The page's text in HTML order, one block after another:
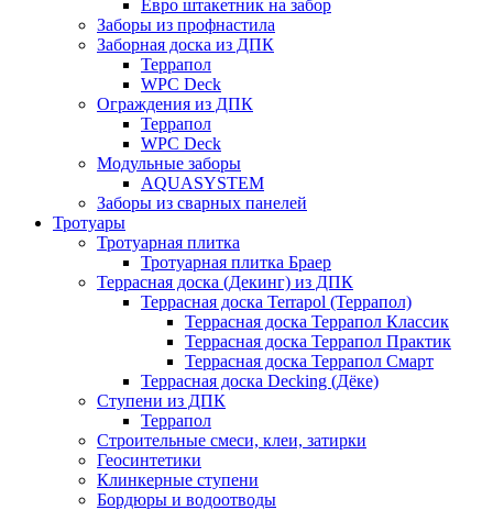
Евро штакетник на забор
Заборы из профнастила
Заборная доска из ДПК
Террапол
WPC Deck
Ограждения из ДПК
Террапол
WPC Deck
Модульные заборы
AQUASYSTEM
Заборы из сварных панелей
Тротуары
Тротуарная плитка
Тротуарная плитка Браер
Террасная доска (Декинг) из ДПК
Террасная доска Terrapol (Террапол)
Террасная доска Террапол Классик
Террасная доска Террапол Практик
Террасная доска Террапол Смарт
Террасная доска Decking (Дёке)
Ступени из ДПК
Террапол
Строительные смеси, клеи, затирки
Геосинтетики
Клинкерные ступени
Бордюры и водоотводы